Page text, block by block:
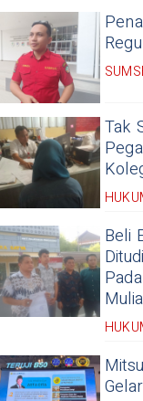
Tak
Beli